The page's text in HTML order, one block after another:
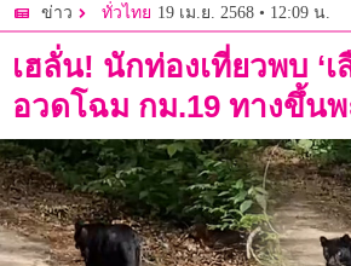
ข่าว ทั่วไทย 19 เม.ย. 2568 • 12:09 น.
เฮลั่น! นักท่องเที่ยวพบ ‘เ
อวดโฉม กม.19 ทางขึ้นพ